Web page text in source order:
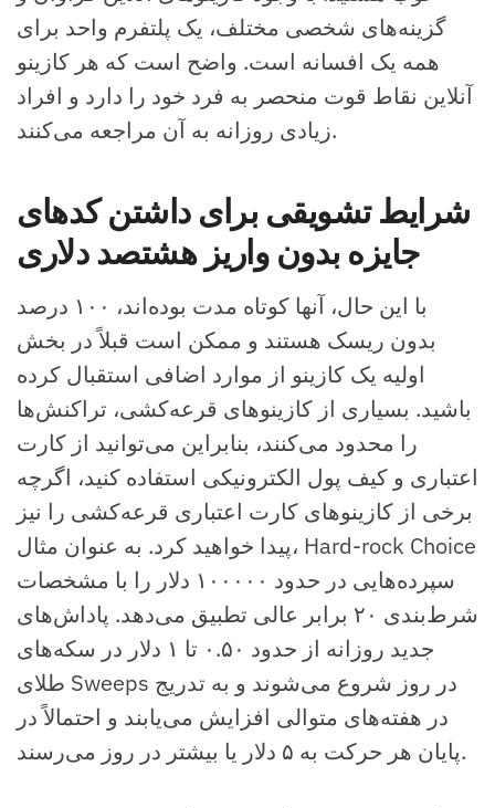
گزینه‌های شخصی مختلف، یک پلتفرم واحد برای
همه یک افسانه است. واضح است که هر کازینو
آنلاین نقاط قوت منحصر به فرد خود را دارد و افراد
زیادی روزانه به آن مراجعه می‌کنند.
شرایط تشویقی برای داشتن کدهای
جایزه بدون واریز هشتصد دلاری
با این حال، آنها کوتاه مدت بوده‌اند، ۱۰۰ درصد
بدون ریسک هستند و ممکن است قبلاً در بخش
اولیه یک کازینو از موارد اضافی استقبال کرده
باشید. بسیاری از کازینوهای قرعه‌کشی، تراکنش‌ها
را محدود می‌کنند، بنابراین می‌توانید از کارت
اعتباری و کیف پول الکترونیکی استفاده کنید، اگرچه
برخی از کازینوهای کارت اعتباری قرعه‌کشی را نیز
پیدا خواهید کرد. به عنوان مثال، Hard-rock Choice
سپرده‌هایی در حدود ۱۰۰۰۰۰ دلار را با مشخصات
شرط‌بندی ۲۰ برابر عالی تطبیق می‌دهد. پاداش‌های
جدید روزانه از حدود ۰.۵۰ تا ۱ دلار در سکه‌های
طلای Sweeps در روز شروع می‌شوند و به تدریج
در هفته‌های متوالی افزایش می‌یابند و احتمالاً در
پایان هر حرکت به ۵ دلار یا بیشتر در روز می‌رسند.